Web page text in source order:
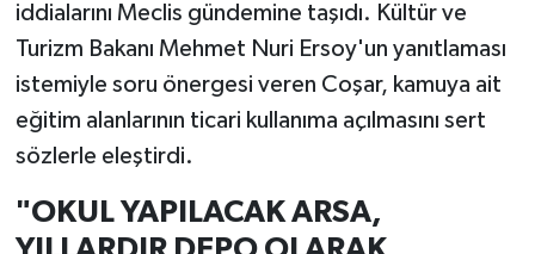
iddialarını Meclis gündemine taşıdı. Kültür ve
Turizm Bakanı Mehmet Nuri Ersoy'un yanıtlaması
istemiyle soru önergesi veren Coşar, kamuya ait
eğitim alanlarının ticari kullanıma açılmasını sert
sözlerle eleştirdi.
"OKUL YAPILACAK ARSA,